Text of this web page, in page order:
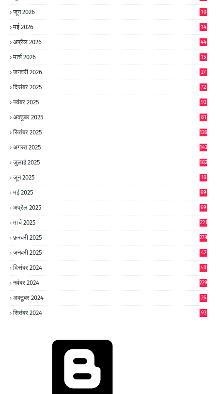
जून 2026
10
मई 2026
14
अप्रैल 2026 44
मार्च 2026 15
जनवरी 2026 27
दिसंबर 2025 72
नवंबर 2025 93
अक्टूबर 2025 81
सितंबर 2025 136
अगस्त 2025 143
जुलाई 2025 182
जून 2025
10
मई 2025 69
अप्रैल 2025 69
मार्च 2025 221
फ़रवरी 2025 278
जनवरी 2025
42
दिसंबर 2024
40
नवंबर 2024 229
अक्टूबर 2024
26
सितंबर 2024 93